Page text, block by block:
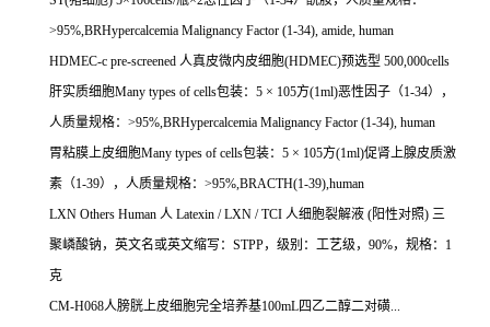
>95%,BRHypercalcemia Malignancy Factor (1-34), amide, human
HDMEC-c pre-screened 人真皮微内皮细胞(HDMEC)预选型 500,000cells
肝实质细胞Many types of cells包装： 5 × 105方(1ml)恶性因子（1-34），
人质量规格： >95%,BRHypercalcemia Malignancy Factor (1-34), human
胃粘膜上皮细胞Many types of cells包装： 5 × 105方(1ml)促肾上腺皮质激
素（1-39），人质量规格： >95%,BRACTH(1-39),human
LXN Others Human 人 Latexin / LXN / TCI 人细胞裂解液 (阳性对照) 三
聚嶙酸钠，英文名或英文缩写： STPP，级别：工艺级， 90%，规格： 1
克
CM-H068人膀胱上皮细胞完全培养基100mL四乙二醇二对磺...